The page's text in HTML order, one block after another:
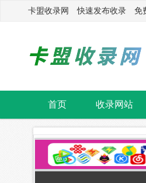
卡盟收录网 快速发布收录 免
首页 收录网站